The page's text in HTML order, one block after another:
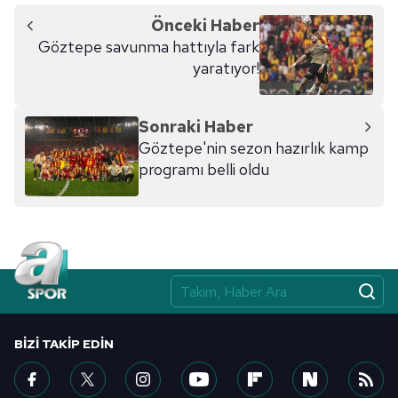
6698 sayılı Kişisel Verilerin Korunması Kanunu uyarınca
hazırlanmış Aydınlatma Metnimizi okumak ve sitemizde
ilgili mevzuata uygun olarak kullanılan çerezlerle ilgili bilgi
Önceki Haber
Göztepe savunma hattıyla fark
yaratıyor!
Sonraki Haber
Göztepe'nin sezon hazırlık kamp
programı belli oldu
BIZI TAKIP EDIN